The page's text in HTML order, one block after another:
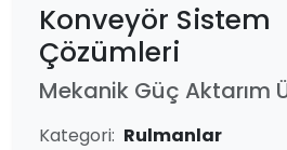
Konveyör Sistem
Çözümleri
Mekanik Güç Aktarım
Kategori: Rulmanlar